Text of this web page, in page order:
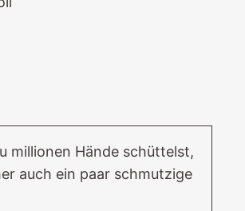
millionen Hände schüttelst,
auch ein paar schmutzige